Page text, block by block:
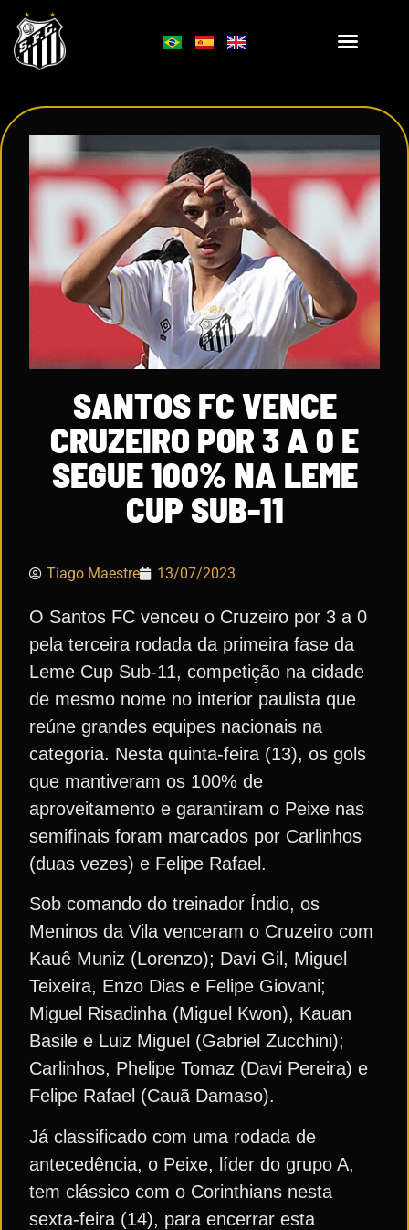
SANTOS FC VENCE
CRUZEIRO POR 3 A 0 E
SEGUE 100% NA LEME
CUP SUB-11
Tiago Maestre 13/07/2023
O Santos FC venceu o Cruzeiro por 3 a 0
pela terceira rodada da primeira fase da
Leme Cup Sub-11, competição na cidade
de mesmo nome no interior paulista que
reúne grandes equipes nacionais na
categoria. Nesta quinta-feira (13), os gols
que mantiveram os 100% de
aproveitamento e garantiram o Peixe nas
semifinais foram marcados por Carlinhos
(duas vezes) e Felipe Rafael.
Sob comando do treinador Índio, os
Meninos da Vila venceram o Cruzeiro com
Kauê Muniz (Lorenzo); Davi Gil, Miguel
Teixeira, Enzo Dias e Felipe Giovani;
Miguel Risadinha (Miguel Kwon), Kauan
Basile e Luiz Miguel (Gabriel Zucchini);
Carlinhos, Phelipe Tomaz (Davi Pereira) e
Felipe Rafael (Cauã Damaso).
Já classificado com uma rodada de
antecedência, o Peixe, líder do grupo A,
tem clássico com o Corinthians nesta
sexta-feira (14), para encerrar esta